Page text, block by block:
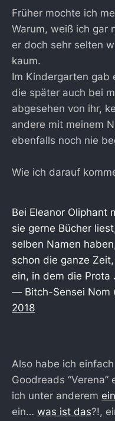
Früher mochte ich
Warum, weiß ich gar
er doch sehr selten
kaum.
Im Kindergarten gab
die später auch bei
abgesehen von ihr,
andere mit meinem
ebenfalls noch nie
Wie ich darauf
Bei Eleanor Oliphant
sie gerne Bücher
selben Namen
schon die ganze
ein, in dem die Prota
— Bitch-Sensei Nom
2018
Also habe ich
Goodreads
ich unter anderem
ein… was ist das?!,